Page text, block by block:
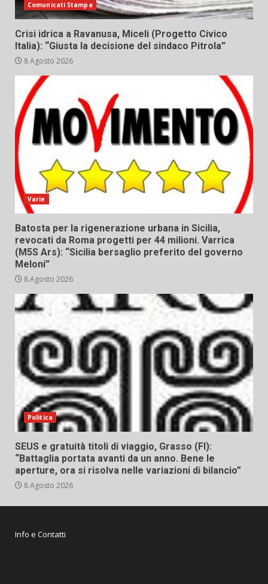
Comunicati Stampa
Crisi idrica a Ravanusa, Miceli (Progetto Civico
Italia): “Giusta la decisione del sindaco Pitrola”
8 Agosto 2026
Varie
Batosta per la rigenerazione urbana in Sicilia,
revocati da Roma progetti per 44 milioni. Varrica
(M5S Ars): “Sicilia bersaglio preferito del governo
Meloni”
8 Agosto 2026
Politica
SEUS e gratuità titoli di viaggio, Grasso (FI):
“Battaglia portata avanti da un anno. Bene le
aperture, ora si risolva nelle variazioni di bilancio”
8 Agosto 2026
Info e Contatti